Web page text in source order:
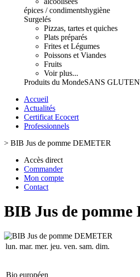
épices / condimentshygiène
Surgelés
Pizzas, tartes et quiches
Plats préparés
Frites et Légumes
Poissons et Viandes
Fruits
Voir plus...
Produits du MondeSANS GLUTEN
Accueil
Actualités
Certificat Ecocert
Professionnels
> BIB Jus de pomme DEMETER
Accès direct
Commander
Mon compte
Contact
BIB Jus de
lun. mar. mer. jeu. ven. sam. dim.
Bio européen